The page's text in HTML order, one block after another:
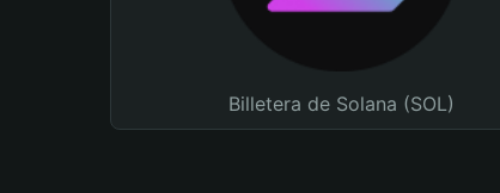
Billetera de Solana (SOL)